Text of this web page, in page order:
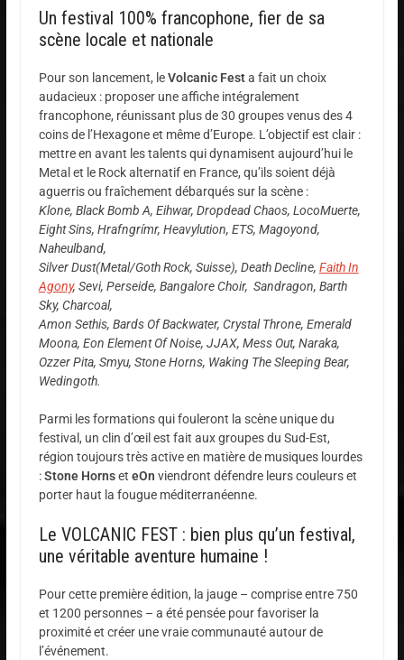
Un festival 100% francophone, fier de sa
scène locale et nationale
Pour son lancement, leVolcanic Festa fait un choix
audacieux : proposer une affiche intégralement
francophone, réunissant plus de 30 groupes venus des 4
coins de l’Hexagone et même d’Europe. L’objectif est clair :
mettre en avant les talents qui dynamisent aujourd’hui le
Metal et le Rock alternatif en France, qu’ils soient déjà
aguerris ou fraîchement débarqués sur la scène :
Klone, Black Bomb A, Eihwar, Dropdead Chaos, LocoMuerte,
Eight Sins, Hrafngrímr, Heavylution, ETS, Magoyond,
Naheulband,
Silver Dust(Metal/Goth Rock, Suisse), Death Decline, Faith In
Agony, Sevi, Perseide, Bangalore Choir, Sandragon, Barth
Sky, Charcoal,
Amon Sethis, Bards Of Backwater, Crystal Throne, Emerald
Moona, Eon Element Of Noise, JJAX, Mess Out, Naraka,
Ozzer Pita, Smyu, Stone Horns, Waking The Sleeping Bear,
Wedingoth.
Parmi les formations qui fouleront la scène unique du
festival, un clin d’œil est fait aux groupes du Sud-Est,
région toujours très active en matière de musiques lourdes
:Stone Hornset eOn viendront défendre leurs couleurs et
porter haut la fougue méditerranéenne.
Le VOLCANIC FEST : bien plus qu’un festival,
une véritable aventure humaine !
Pour cette première édition, la jauge – comprise entre 750
et 1200 personnes – a été pensée pour favoriser la
proximité et créer une vraie communauté autour de
l’événement.